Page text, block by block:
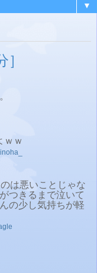
▼
ｗｗ
は悪いことじゃな
つきるまで泣いて
の少し気持ちが軽